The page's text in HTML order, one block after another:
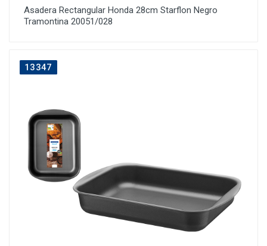
Asadera Rectangular Honda 28cm Starflon Negro
Tramontina 20051/028
13347